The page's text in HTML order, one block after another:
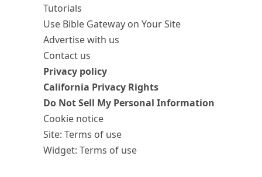
Tutorials
Use Bible Gateway on Your Site
Advertise with us
Contact us
Privacy policy
California Privacy Rights
Do Not Sell My Personal Information
Cookie notice
Site: Terms of use
Widget: Terms of use